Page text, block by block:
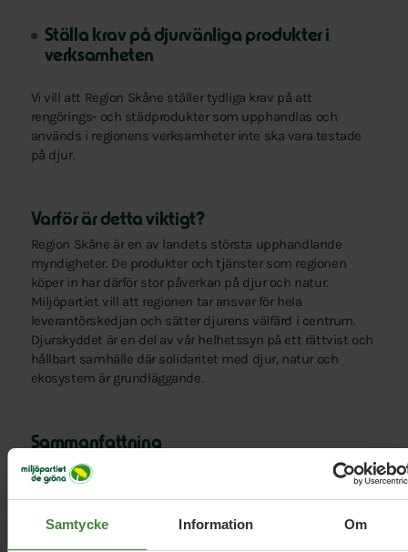
Samtycke Information Om
Ställa krav på djurvänliga produkter i
verksamheten
Vi vill att Region Skåne ställer tydliga krav på att
rengörings- och städprodukter som upphandlas och
används i regionens verksamheter inte ska vara testade
på djur.
Varför är detta viktigt?
Region Skåne är en av landets största upphandlande
myndigheter. De produkter och tjänster som regionen
köper in har därför stor påverkan på djur och natur.
Miljöpartiet vill att regionen tar ansvar för hela
leverantörskedjan och sätter djurens välfärd i centrum.
Djurskyddet är en del av vår helhetssyn på ett rättvist och
hållbart samhälle där solidaritet med djur, natur och
ekosystem är grundläggande.
Sammanfattning
Miljöpartiet i Region Skåne vill stärka djurskyddet genom
skärpta upphandlingskrav, minskade djurförsök,
djurvänliga produkter och skonsamma slaktmetoder.
Regionen ska ta ett tydligt ansvar för djurens väl och